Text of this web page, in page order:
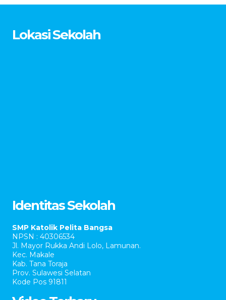
Lokasi Sekolah
Identitas Sekolah
SMP Katolik Pelita Bangsa
NPSN : 40306534
Jl. Mayor Rukka Andi Lolo, Lamunan.
Kec. Makale
Kab. Tana Toraja
Prov. Sulawesi Selatan
Kode Pos 91811